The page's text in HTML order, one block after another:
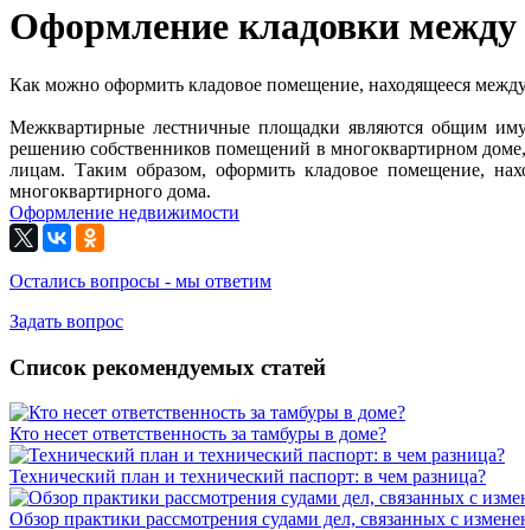
Оформление кладовки
Как можно оформить кладовое помещение, находящееся
Межквартирные лестничные площадки являются общим
решению собственников помещений в многоквартирном
лицам. Таким образом, оформить кладовое помещение,
многоквартирного дома.
Оформление недвижимости
Остались вопросы - мы ответим
Задать вопрос
Список рекомендуемых статей
Кто несет ответственность за тамбуры в доме?
Технический план и технический паспорт: в чем разница?
Обзор практики рассмотрения судами дел, связанных с